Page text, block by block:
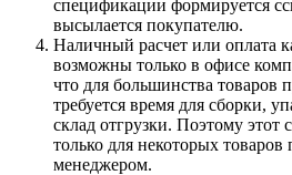
спецификации формируется
высылается покупателю.
Наличный расчет или оплата
возможны только в офисе
что для большинства товаров
требуется время для сборки,
склад отгрузки. Поэтому этот
только для некоторых товаров
менеджером.